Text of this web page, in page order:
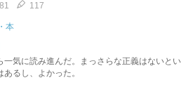
117
本
一気に読み進んだ。まっさらな正義はないとい
あるし、よかった。